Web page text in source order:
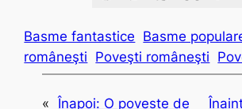
Basme fantastice Basme
româneşti Poveşti româneşti
« Înapoi: O poveste de